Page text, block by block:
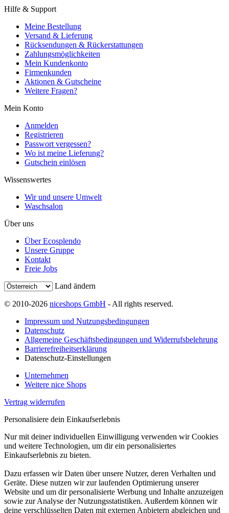
Hilfe & Support
Meine Bestellung
Versand & Lieferung
Rücksendungen & Rückerstattungen
Zahlungsmöglichkeiten
Mein Kundenkonto
Firmenkunden
Aktionen & Gutscheine
Weitere Fragen?
Mein Konto
Anmelden
Registrieren
Passwort vergessen?
Wo ist meine Lieferung?
Gutschein einlösen
Wissenswertes
Wir und unsere Umwelt
Waschsalon
Über uns
Über Ecosplendo
Unsere Gruppe
Kontakt
Freie Jobs
Land ändern
© 2010-2026 niceshops GmbH - All rights reserved.
Impressum und Nutzungsbedingungen
Datenschutz
Allgemeine Geschäftsbedingungen und Widerrufsbelehrung
Barrierefreiheitserklärung
Datenschutz-Einstellungen
Unternehmen
Weitere nice Shops
Vertrag widerrufen
Personalisiere dein Einkaufserlebnis
Nur mit deiner individuellen Einwilligung verwenden wir Cookies
und weitere Technologien, um dir ein personalisiertes
Einkaufserlebnis zu bieten.
Dazu erfassen wir Daten über unsere Nutzer, deren Verhalten und
Geräte. Diese nutzen wir zur laufenden Optimierung unserer
Website und um dir personalisierte Werbung und Inhalte anzuzeigen
sowie zur Analyse der Nutzungsstatistiken. Außerdem können wir
deine verschlüsselten Daten mit externen Anbietern abgleichen und